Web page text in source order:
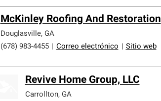
McKinley Roofing And Restoration
Douglasville, GA
(678) 983-4455
Correo electrónico Sitio web
Revive Home Group, LLC
Carrollton, GA